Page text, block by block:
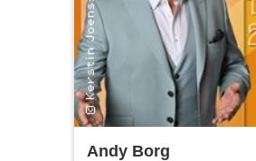
Andy Borg